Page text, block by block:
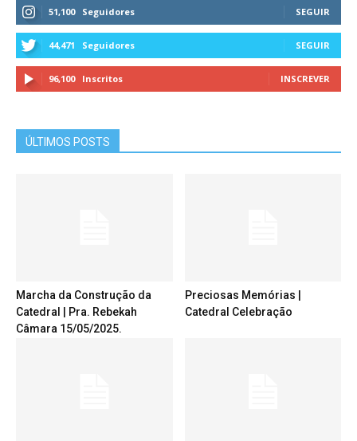
51,100 Seguidores SEGUIR
44,471 Seguidores SEGUIR
96,100 Inscritos INSCREVER
ÚLTIMOS POSTS
Marcha da Construção da
Catedral | Pra. Rebekah
Câmara 15/05/2025.
Preciosas Memórias |
Catedral Celebração